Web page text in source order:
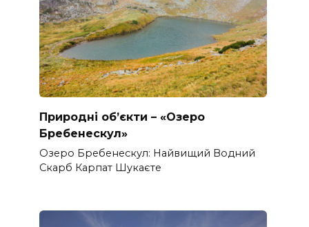
Природні об’єкти – «Озеро
Бребенескул»
Озеро Бребенескул: Найвищий Водний
Скарб Карпат Шукаєте